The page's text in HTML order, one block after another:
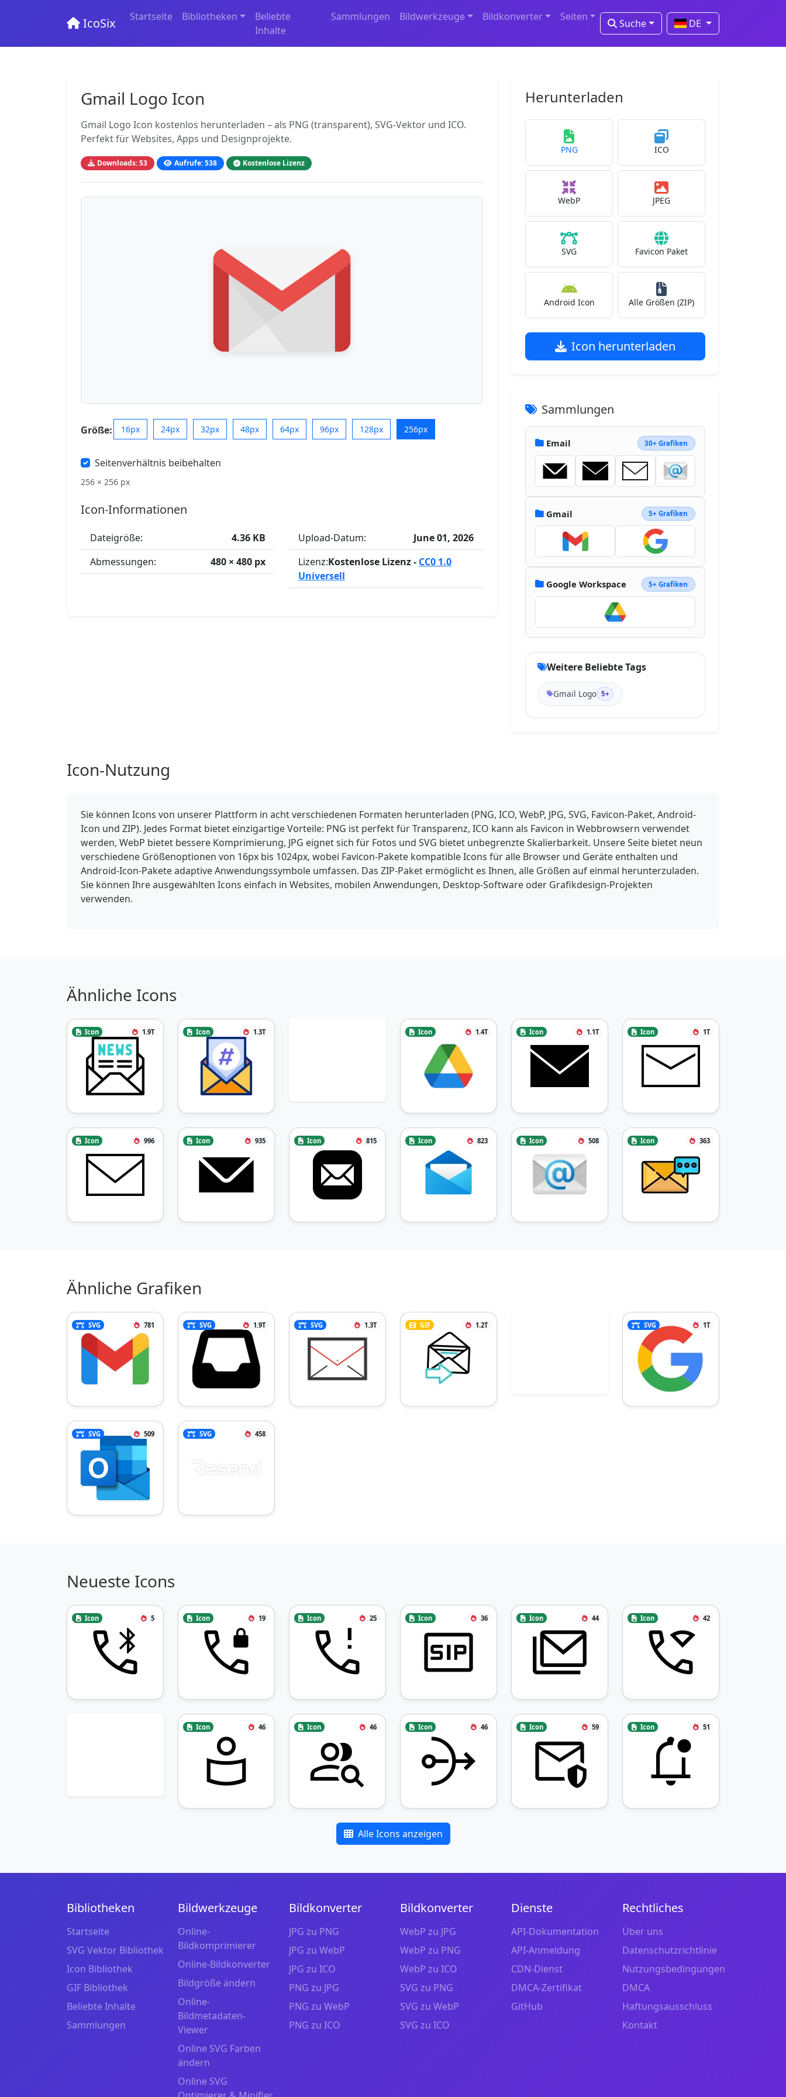
IcoSix Startseite Bibliotheken
Beliebte
Inhalte
Sammlungen Bildwerkzeuge Bildkonverter Seiten
Suche DE
Gmail Logo Icon
Gmail Logo Icon kostenlos herunterladen – als PNG (transparent), SVG-Vektor und ICO.
Perfekt für Websites, Apps und Designprojekte.
Downloads: 53 Aufrufe: 538 Kostenlose Lizenz
Größe: 16px 24px 32px 48px 64px 96px 128px 256px
Seitenverhältnis beibehalten
256 × 256 px
Icon-Informationen
Dateigröße:
4.36 KB
Abmessungen:
480 × 480 px
Upload-Datum:
June 01, 2026
Lizenz:Kostenlose Lizenz - CC0 1.0
Universell
Herunterladen
PNG ICO
WebP JPEG
SVG Favicon Paket
Android Icon Alle Größen (ZIP)
Icon herunterladen
Sammlungen
Email 30+ Grafiken
Gmail 5+ Grafiken
Google Workspace 5+ Grafiken
Weitere Beliebte Tags
Gmail Logo 5+
Icon-Nutzung
Sie können Icons von unserer Plattform in acht verschiedenen Formaten herunterladen (PNG, ICO, WebP, JPG, SVG, Favicon-Paket, Android-
Icon und ZIP). Jedes Format bietet einzigartige Vorteile: PNG ist perfekt für Transparenz, ICO kann als Favicon in Webbrowsern verwendet
werden, WebP bietet bessere Komprimierung, JPG eignet sich für Fotos und SVG bietet unbegrenzte Skalierbarkeit. Unsere Seite bietet neun
verschiedene Größenoptionen von 16px bis 1024px, wobei Favicon-Pakete kompatible Icons für alle Browser und Geräte enthalten und
Android-Icon-Pakete adaptive Anwendungssymbole umfassen. Das ZIP-Paket ermöglicht es Ihnen, alle Größen auf einmal herunterzuladen.
Sie können Ihre ausgewählten Icons einfach in Websites, mobilen Anwendungen, Desktop-Software oder Grafikdesign-Projekten
verwenden.
Ähnliche Icons
Icon 1.9T Icon 1.3T Icon 1.4T Icon 1.1T Icon 1T
Icon 996 Icon 935 Icon 815 Icon 823 Icon 508 Icon 363
Ähnliche Grafiken
SVG 781 SVG 1.9T SVG 1.3T GIF 1.2T SVG 1T
SVG 509 SVG 458
Neueste Icons
Icon 5 Icon 19 Icon 25 Icon 36 Icon 44 Icon 42
Icon 46 Icon 46 Icon 46 Icon 59 Icon 51
Alle Icons anzeigen
Bibliotheken
Startseite
SVG Vektor Bibliothek
Icon Bibliothek
GIF Bibliothek
Beliebte Inhalte
Sammlungen
Bildwerkzeuge
Online-
Bildkomprimierer
Online-Bildkonverter
Bildgröße ändern
Online-
Bildmetadaten-
Viewer
Online SVG Farben
ändern
Online SVG
Bildkonverter
JPG zu PNG
JPG zu WebP
JPG zu ICO
PNG zu JPG
PNG zu WebP
PNG zu ICO
Bildkonverter
WebP zu JPG
WebP zu PNG
WebP zu ICO
SVG zu PNG
SVG zu WebP
SVG zu ICO
Dienste
API-Dokumentation
API-Anmeldung
CDN-Dienst
DMCA-Zertifikat
GitHub
Rechtliches
Über uns
Datenschutzrichtlinie
Nutzungsbedingungen
DMCA
Haftungsausschluss
Kontakt